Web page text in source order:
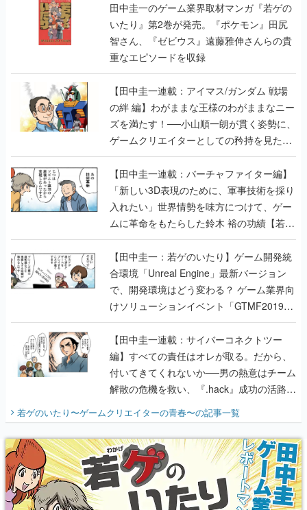
田中圭一のゲーム業界取材マンガ『若ゲの
いたり』第2巻が発売。『ポケモン』田尻
智さん、『ゼビウス』遠藤雅伸さんらの貴
重なエピソードを収録
【田中圭一連載：アイマス/ガンダム 戦場
の絆 編】わがままな王様のわがままなニー
ズを満たす！──小山順一朗が貫く姿勢に、
ゲームクリエイターとしての矜持を見た
【若ゲのいたり最終回】
【田中圭一連載：バーチャファイター編】
「新しい3D表現のために、軍事技術を採り
入れたい」世界情勢を味方につけて、ゲー
ムに革命をもたらした鈴木 裕の功績【若ゲ
のいたり】
【田中圭一：若ゲのいたり】ゲーム開発統
合環境「Unreal Engine」最新バージョン
で、開発環境はどう変わる？ ゲーム業界向
けソリューションイベント「GTMF2019」
に行って、より理解を深めよう【PR】
【田中圭一連載：サイバーコネクトツー
編】すべての責任はオレが取る。だから、
付いてきてくれないか──男の熱意はチーム
解散の危機を救い、『.hack』成功の活路を
開く。業界の快男児・松山 洋に流れる血は
『少年ジャンプ』色だった【若ゲのいた
り】
若ゲのいたり〜ゲームクリエイターの青春〜の記事一覧